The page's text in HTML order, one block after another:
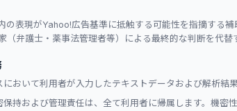
の表現がYahoo!広告基準に抵触する可能性を指摘する
（弁護士・薬事法管理者等）による最終的な判断を代替
おいて利用者が入力したテキストデータおよび解析結
保持および管理責任は、全て利用者に帰属します。機密